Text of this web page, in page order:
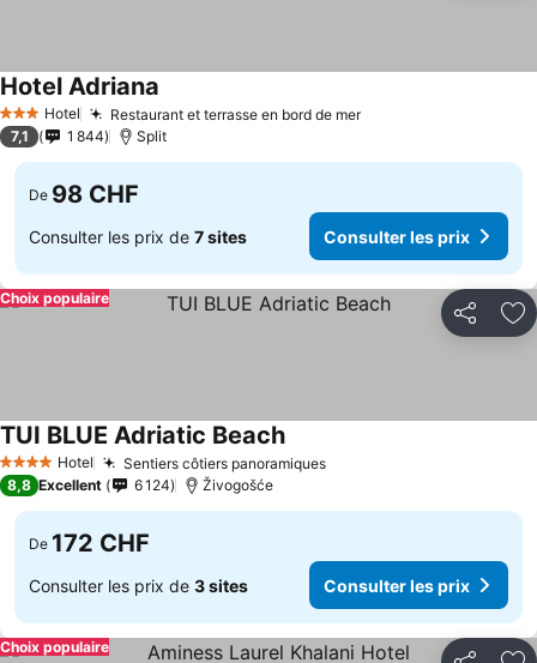
3 ÉtoilesHotel Restaurant et terrasse en bord de mer
Hotel Adriana
7,1 1 844 Split
De 98 CHF
Consulter les prix de 7 sites Consulter les prix
Partager
Choix populaire
4 Étoiles Hotel Sentiers côtiers panoramiques
TUI BLUE Adriatic Beach
8,8 Excellent 6 124 Živogošće
De 172 CHF
Consulter les prix de 3 sites Consulter les prix
Choix populaire